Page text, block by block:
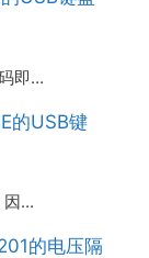
即…
的USB键
因…
的电压隔